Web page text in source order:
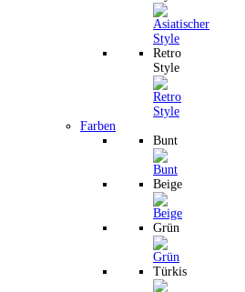
Retro
Style
Farben
Bunt
Beige
Grün
Türkis